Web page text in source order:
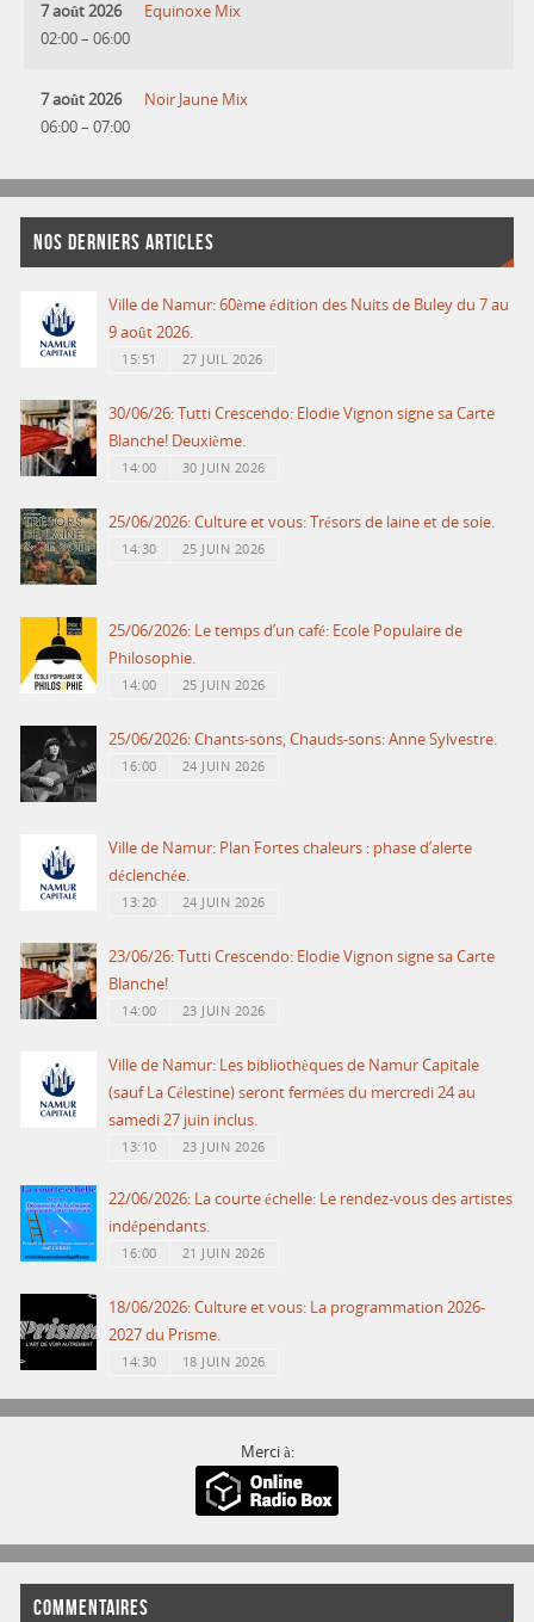
7 août 2026
02:00– 06:00
Equinoxe Mix
7 août 2026
06:00– 07:00
Noir Jaune Mix
NOS DERNIERS ARTICLES
Ville de Namur: 60ème édition des Nuits de Buley du 7 au
9 août 2026.
15:51 27 JUIL 2026
30/06/26: Tutti Crescendo: Elodie Vignon signe sa Carte
Blanche! Deuxième.
14:00 30 JUIN 2026
25/06/2026: Culture et vous: Trésors de laine et de soie.
14:30 25 JUIN 2026
25/06/2026: Le temps d’un café: Ecole Populaire de
Philosophie.
14:00 25 JUIN 2026
25/06/2026: Chants-sons, Chauds-sons: Anne Sylvestre.
16:00 24 JUIN 2026
Ville de Namur: Plan Fortes chaleurs : phase d’alerte
déclenchée.
13:20 24 JUIN 2026
23/06/26: Tutti Crescendo: Elodie Vignon signe sa Carte
Blanche!
14:00 23 JUIN 2026
Ville de Namur: Les bibliothèques de Namur Capitale
(sauf La Célestine) seront fermées du mercredi 24 au
samedi 27 juin inclus.
13:10 23 JUIN 2026
22/06/2026: La courte échelle: Le rendez-vous des artistes
indépendants.
16:00 21 JUIN 2026
18/06/2026: Culture et vous: La programmation 2026-
2027 du Prisme.
14:30 18 JUIN 2026
Merci à:
COMMENTAIRES